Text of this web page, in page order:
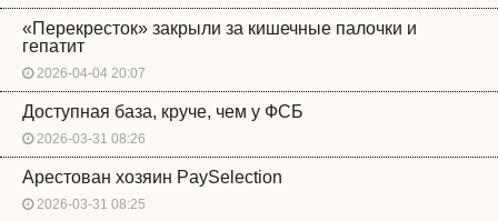
«Перекресток» закрыли за кишечные палочки и
гепатит
2026-04-04 20:07
Доступная база, круче, чем у ФСБ
2026-03-31 08:26
Арестован хозяин PaySelection
2026-03-31 08:25